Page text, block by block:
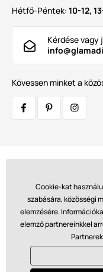
Hétfő-Péntek: 10-12,
Kérdése vagy
Kövessen minket a
Fizetések:
Cookie-kat
szabására, közösségi
elemzésére.
elemző partnereinkkel